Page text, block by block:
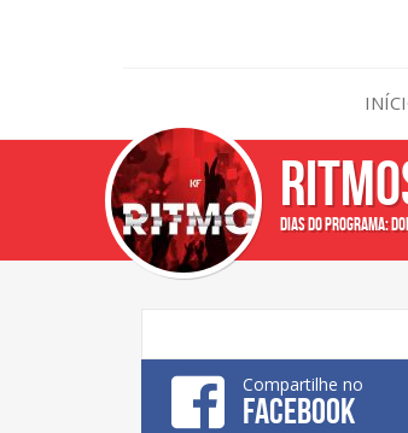
Dias do programa:
Compartilhe no
FACEBOOK